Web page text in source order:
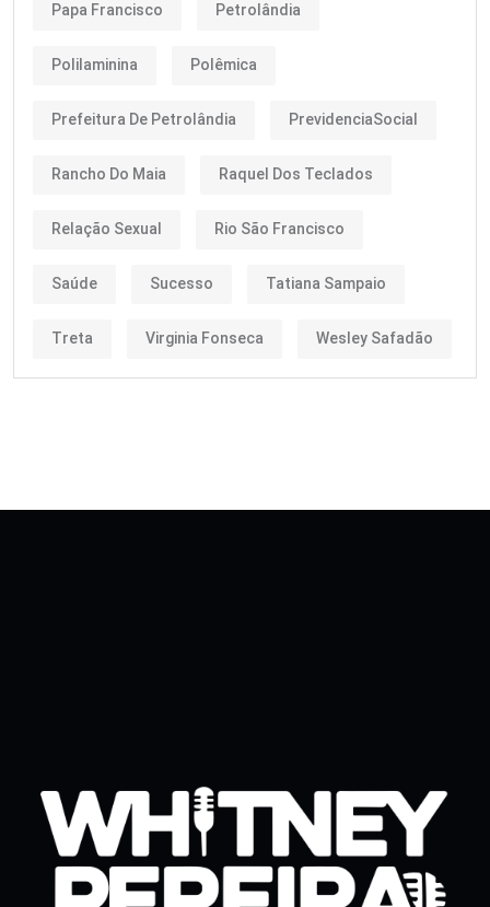
Papa Francisco Petrolândia
Polilaminina Polêmica
Prefeitura De Petrolândia PrevidenciaSocial
Rancho Do Maia Raquel Dos Teclados
Relação Sexual Rio São Francisco
Saúde Sucesso Tatiana Sampaio
Treta Virginia Fonseca Wesley Safadão